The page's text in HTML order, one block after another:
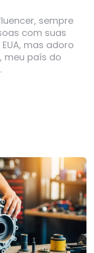
sempre
com suas
mas adoro
meu país do